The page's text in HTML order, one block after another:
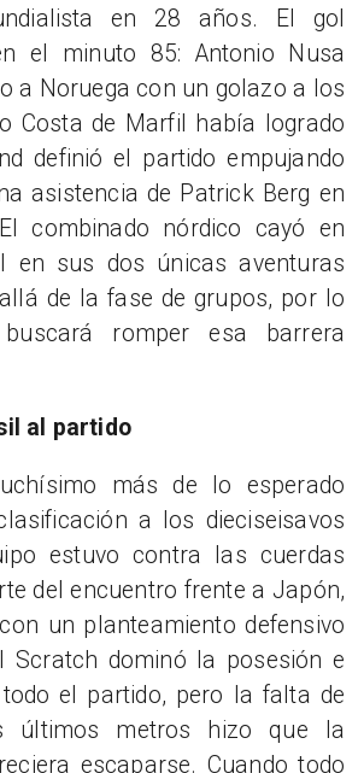
en 28 años. El gol
el minuto 85: Antonio Nusa
a Noruega con un golazo a los
Costa de Marfil había logrado
definió el partido empujando
asistencia de Patrick Berg en
combinado nórdico cayó en
en sus dos únicas aventuras
de la fase de grupos, por lo
romper esa barrera
al partido
más de lo esperado
a los dieciseisavos
estuvo contra las cuerdas
del encuentro frente a Japón,
un planteamiento defensivo
Scratch dominó la posesión e
el partido, pero la falta de
últimos metros hizo que la
escaparse. Cuando todo